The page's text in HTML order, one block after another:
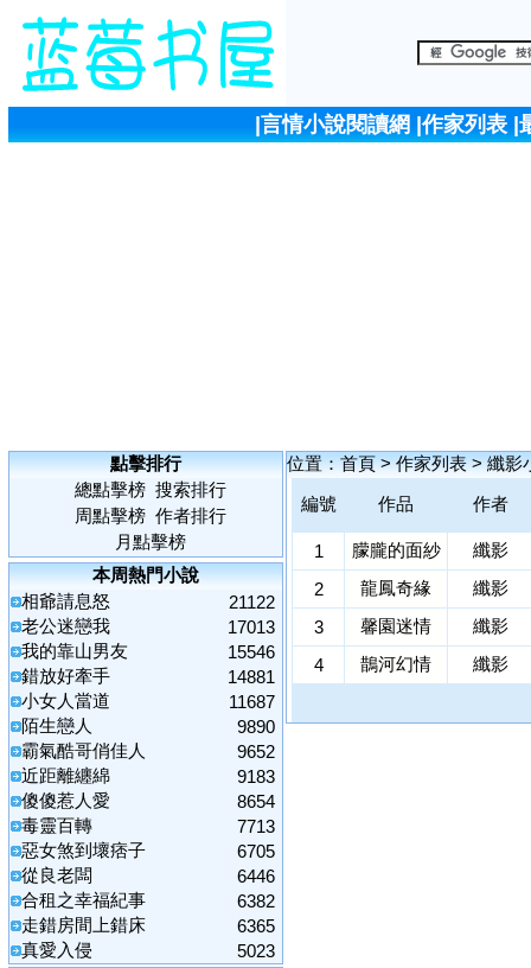
言情小說閱讀網 |作家列表|
點擊排行
總點擊榜 搜索排行
周點擊榜 作者排行
月點擊榜
本周熱門小說
相爺請息怒
21122
老公迷戀我
17013
我的靠山男友
15546
錯放好牽手
14881
小女人當道
11687
陌生戀人
9890
霸氣酷哥俏佳人
9652
近距離纏綿
9183
傻傻惹人愛
8654
毒靈百轉
7713
惡女煞到壞痞子
6705
從良老闆
6446
合租之幸福紀事
6382
走錯房間上錯床
6365
真愛入侵
5023
位置：首頁>作家列表>纖影
編號
作品 作者
1 朦朧的面紗
纖影
2
龍鳳奇緣
纖影
3
馨園迷情
纖影
4
鵲河幻情 纖影